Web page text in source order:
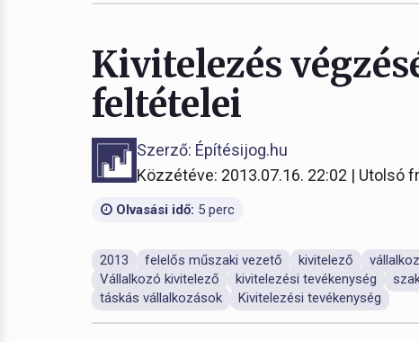
Kivitelezés
feltételei
Szerző: Építésijog.hu
Közzétéve: 2013.07.16. 22:02 | Utolsó
Olvasási idő: 5 perc
2013 felelős műszaki vezető kivitelező
Vállalkozó kivitelező
kivitelezési tevékenység
táskás vállalkozások
Kivitelezési tevékenység